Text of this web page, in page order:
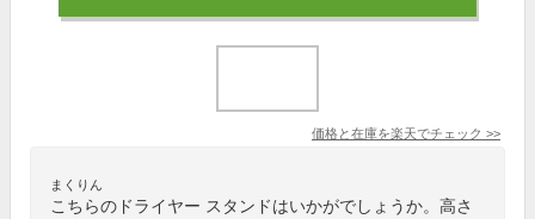
価格と在庫を楽天でチェック >>
まくりん
こちらのドライヤー スタンドはいかがでしょうか。高さ